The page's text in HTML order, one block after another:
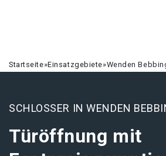
Startseite»Einsatzgebiete»Wenden
SCHLOSSER IN WENDEN
Türöffnung mit